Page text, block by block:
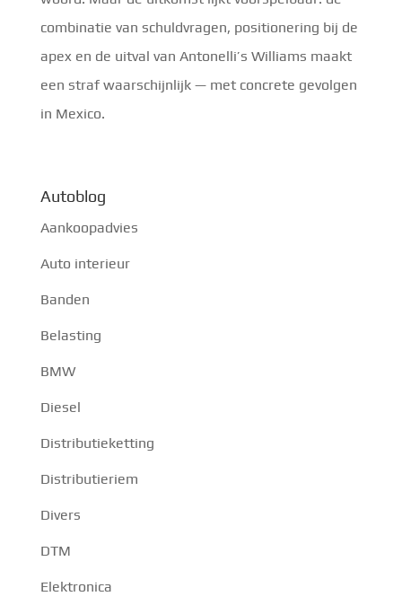
combinatie van schuldvragen, positionering bij de
apex en de uitval van Antonelli’s Williams maakt
een straf waarschijnlijk — met concrete gevolgen
in Mexico.
Autoblog
Aankoopadvies
Auto interieur
Banden
Belasting
BMW
Diesel
Distributieketting
Distributieriem
Divers
DTM
Elektronica